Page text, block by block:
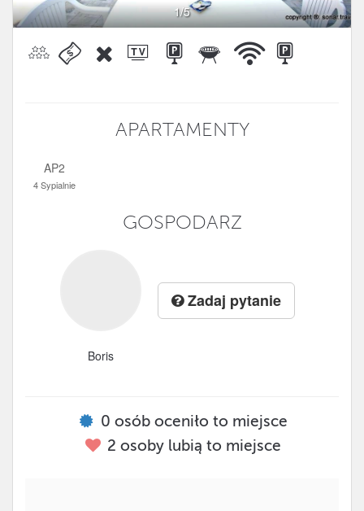
1/5
APARTAMENTY
AP2
4 Sypialnie
GOSPODARZ
Boris
Zadaj pytanie
0 osób oceniło to miejsce
2 osoby lubią to miejsce